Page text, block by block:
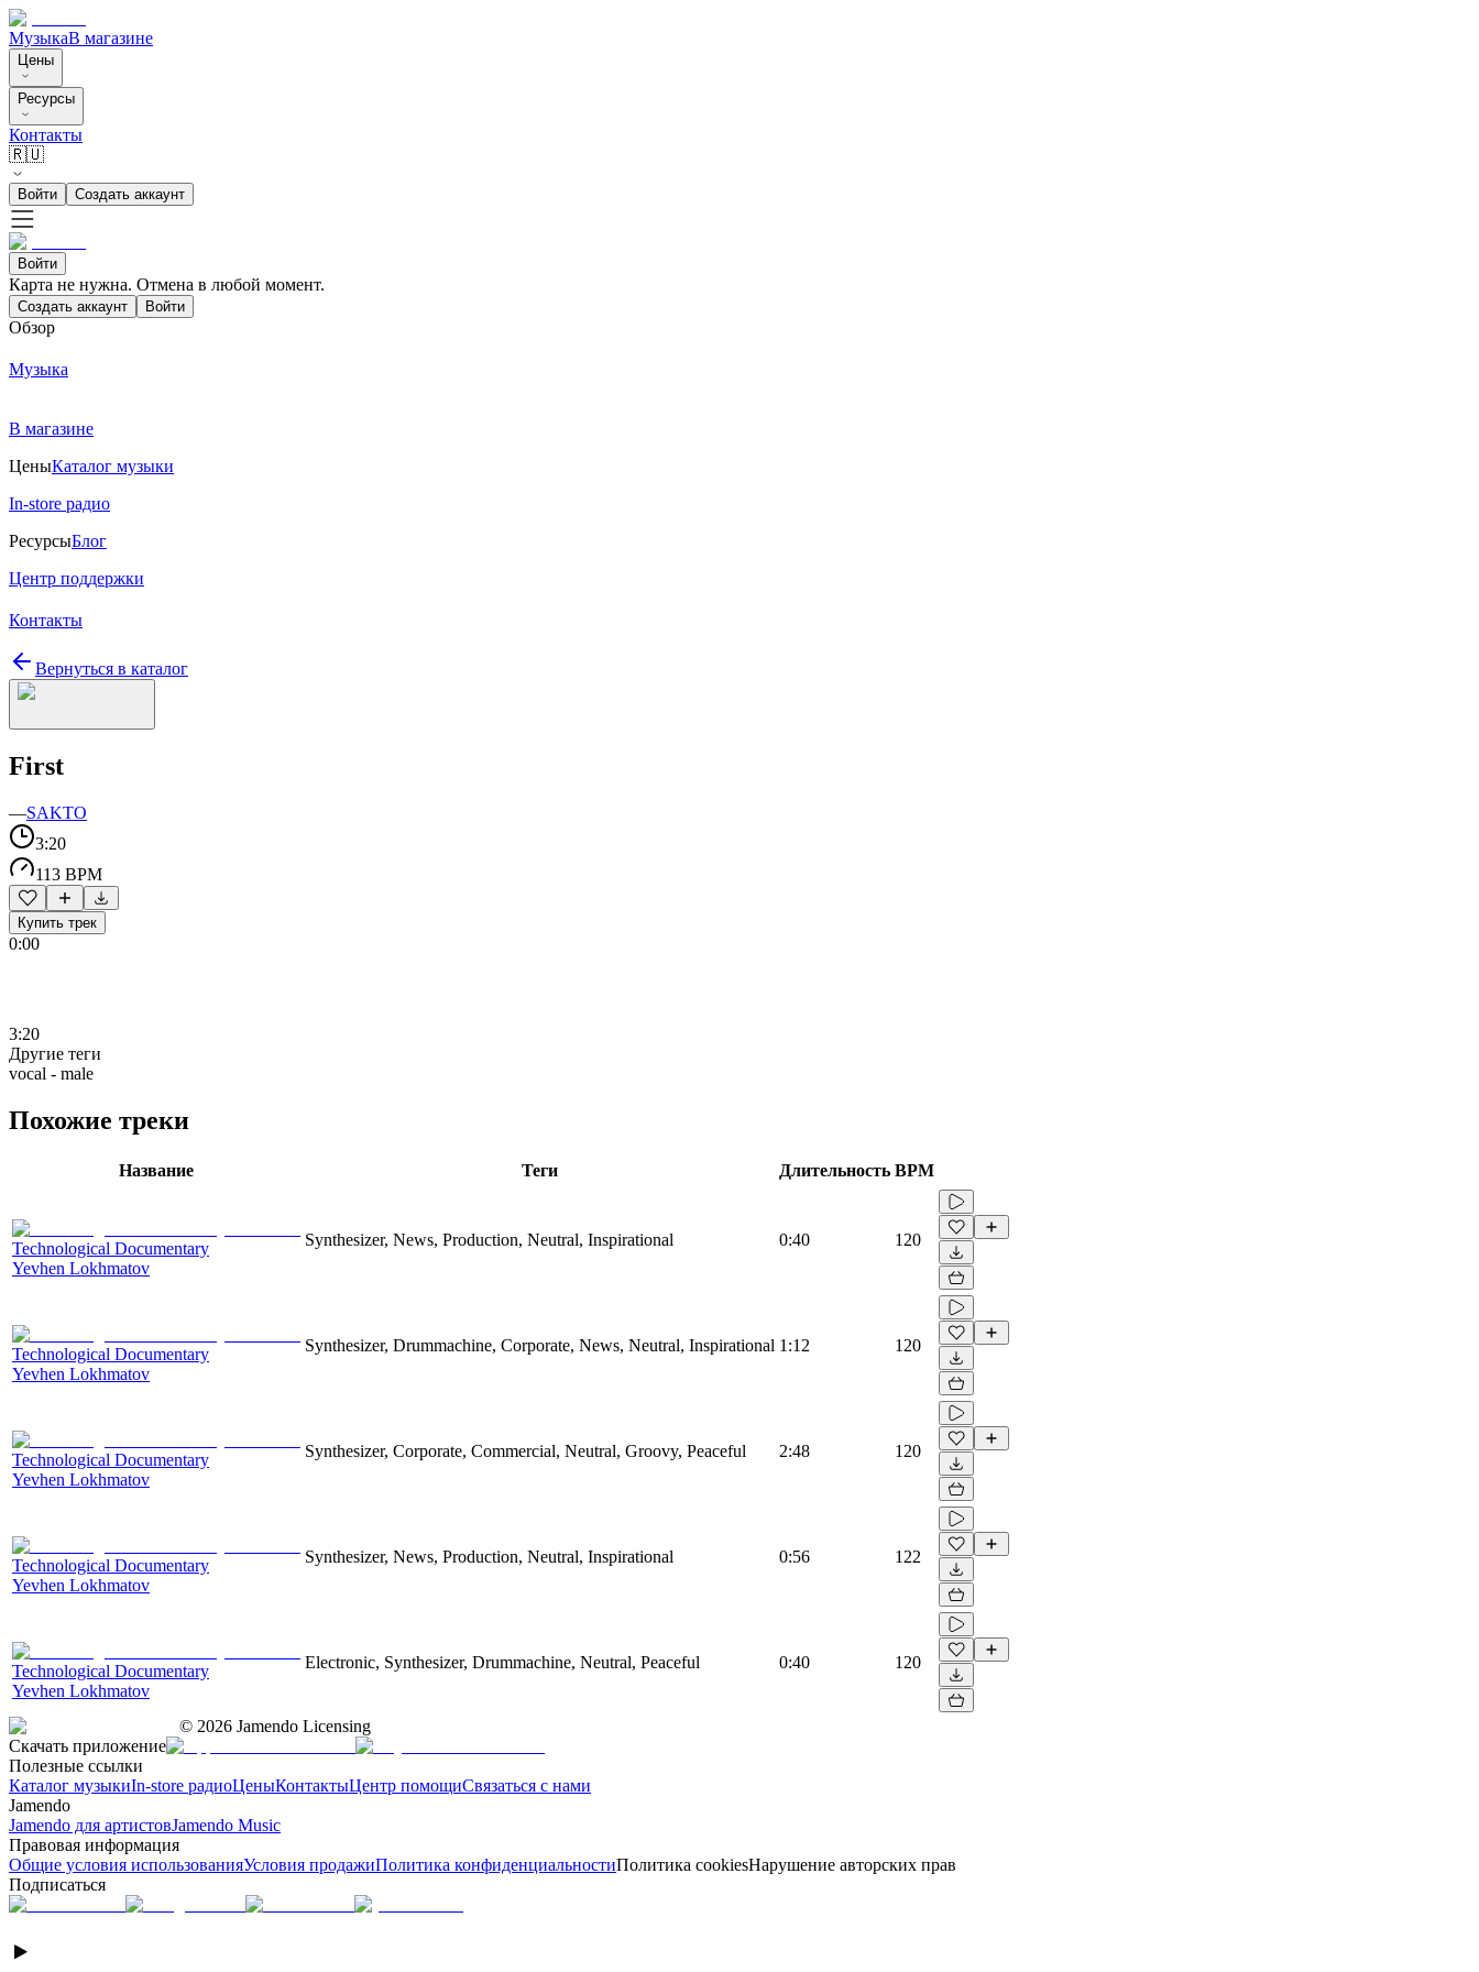
МузыкаВ магазине
Цены
Ресурсы
Контакты
🇷🇺
Войти Создать аккаунт
Войти
Карта не нужна. Отмена в любой момент.
Создать аккаунт Войти
Обзор
Музыка
В магазине
ЦеныКаталог музыки
In-store радио
РесурсыБлог
Центр поддержки
Контакты
Вернуться в каталог
First
—SAKTO
3:20
113 BPM
Купить трек
0:00
3:20
Другие теги
vocal - male
Похожие треки
Название Теги Длительность BPM
Technological Documentary
Yevhen Lokhmatov
Synthesizer, News, Production, Neutral, Inspirational 0:40 120
Technological Documentary
Yevhen Lokhmatov
Synthesizer, Drummachine, Corporate, News, Neutral, Inspirational 1:12 120
Technological Documentary
Yevhen Lokhmatov
Synthesizer, Corporate, Commercial, Neutral, Groovy, Peaceful 2:48 120
Technological Documentary
Yevhen Lokhmatov
Synthesizer, News, Production, Neutral, Inspirational 0:56 122
Technological Documentary
Yevhen Lokhmatov
Electronic, Synthesizer, Drummachine, Neutral, Peaceful 0:40 120
© 2026 Jamendo Licensing
Скачать приложение
Полезные ссылки
Каталог музыкиIn-store радиоЦеныКонтактыЦентр помощиСвязаться с нами
Jamendo
Jamendo для артистовJamendo Music
Правовая информация
Общие условия использованияУсловия продажиПолитика конфиденциальностиПолитика cookiesНарушение авторских прав
Подписаться